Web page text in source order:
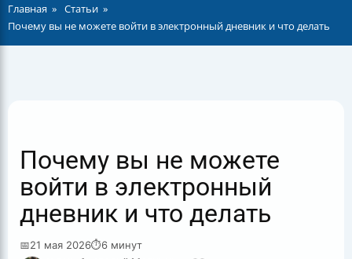
Главная
Статьи
Почему вы не можете войти в электронный дневник и что делать
Почему вы не можете
войти в электронный
дневник и что делать
📅21 мая 2026⏱6 минут